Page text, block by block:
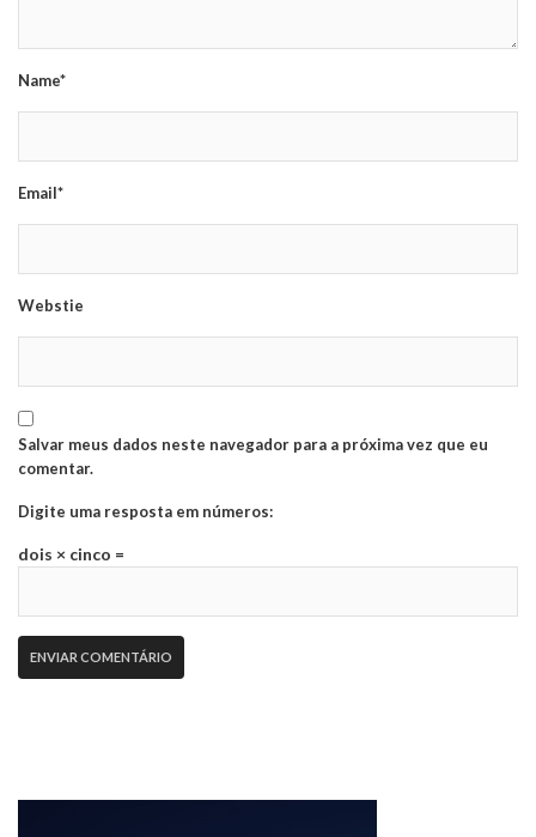
Name*
Email*
Webstie
Salvar meus dados neste navegador para a próxima vez que eu
comentar.
Digite uma resposta em números:
dois × cinco =